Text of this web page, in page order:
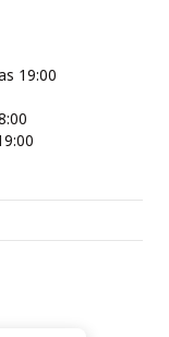
19:00